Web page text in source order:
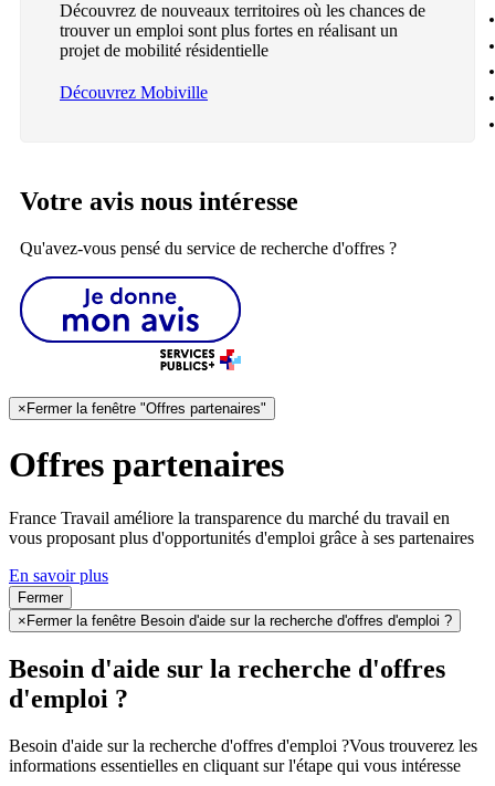
Découvrez de nouveaux territoires où les chances de
trouver un emploi sont plus fortes en réalisant un
projet de mobilité résidentielle
Découvrez Mobiville
Votre avis nous intéresse
Qu'avez-vous pensé du service de recherche d'offres ?
× Fermer la fenêtre "Offres partenaires"
Offres partenaires
France Travail améliore la transparence du marché du travail en
vous proposant plus d'opportunités d'emploi grâce à ses partenaires
En savoir plus
Fermer
× Fermer la fenêtre Besoin d'aide sur la recherche d'offres d'emploi ?
Besoin d'aide sur la recherche d'offres
d'emploi ?
Besoin d'aide sur la recherche d'offres d'emploi ?Vous trouverez les
informations essentielles en cliquant sur l'étape qui vous intéresse